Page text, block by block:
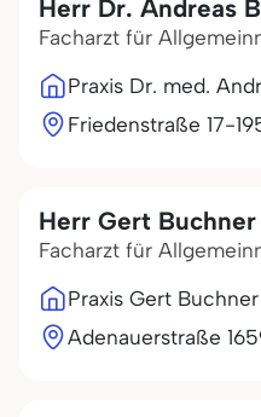
Herr Dr. Andreas
Facharzt für
Praxis Dr. med.
Friedenstraße 17-19
Herr Gert Buchner
Facharzt für
Praxis Gert Buchner
Adenauerstraße 16